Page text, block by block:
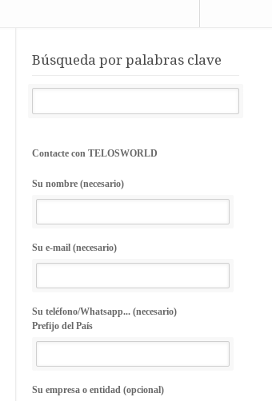
Búsqueda por palabras clave
Contacte con TELOSWORLD
Su nombre (necesario)
Su e-mail (necesario)
Su teléfono/Whatsapp... (necesario)
Prefijo del País
Su empresa o entidad (opcional)